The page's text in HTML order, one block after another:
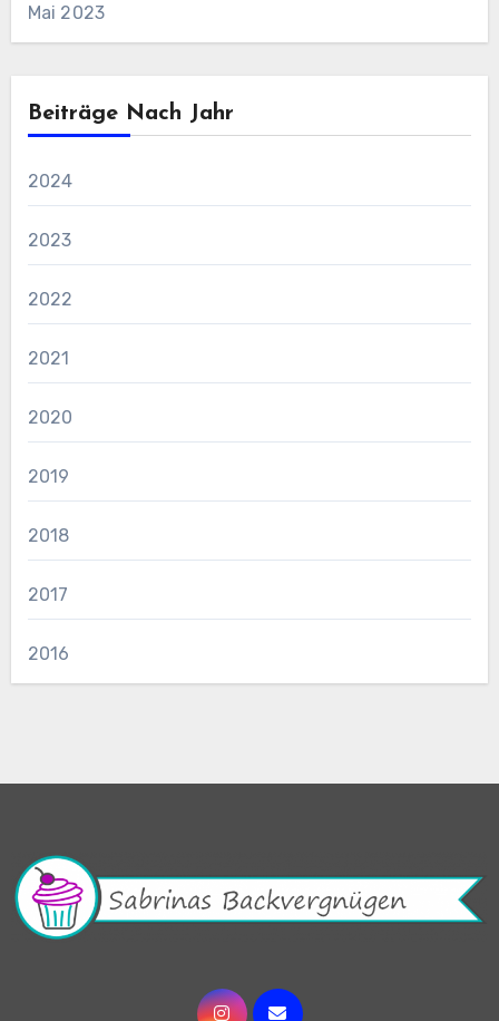
Mai 2023
Beiträge Nach Jahr
2024
2023
2022
2021
2020
2019
2018
2017
2016